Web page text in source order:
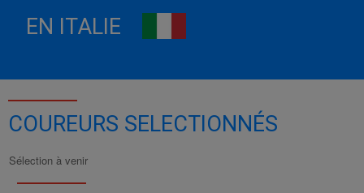
EN ITALIE
COUREURS SELECTIONNÉS
Sélection à venir